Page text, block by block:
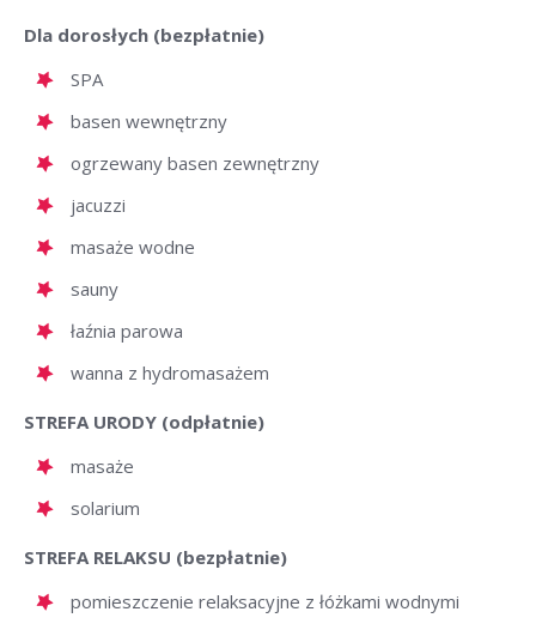
Dla dorosłych (bezpłatnie)
SPA
basen wewnętrzny
ogrzewany basen zewnętrzny
jacuzzi
masaże wodne
sauny
łaźnia parowa
wanna z hydromasażem
STREFA URODY (odpłatnie)
masaże
solarium
STREFA RELAKSU (bezpłatnie)
pomieszczenie relaksacyjne z łóżkami wodnymi